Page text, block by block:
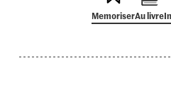
MemoriserAu livre